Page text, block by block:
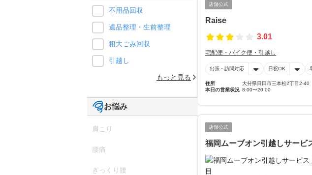
店舗公式
Raise
3.01
宅配便・バイク便・引越し
出張・訪問対応 日祝OK
住所
大分県日田市三本松2丁目2-40
本日の営業状況 8:00〜20:00
店舗公式
福岡ムーブオン引越しサービ
不用品回収
遺品整理・生前整理
粗大ごみ回収
引越し
もっと見る
お悩み
肩こり
腰痛
ぎっくり腰